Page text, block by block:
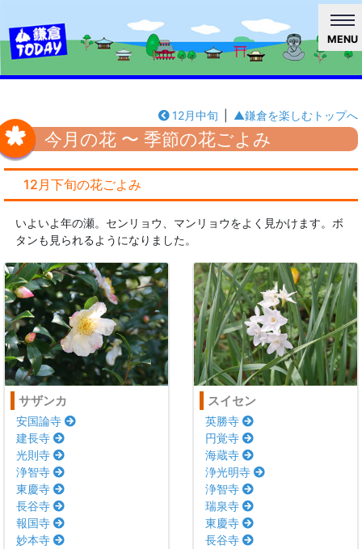
MENU
12月中旬 ▲鎌倉を楽しむトップへ
今月の花 〜 季節の花ごよみ
12月下旬の花ごよみ
いよいよ年の瀬。センリョウ、マンリョウをよく見かけます。ボ
タンも見られるようになりました。
サザンカ
安国論寺
建長寺
光則寺
浄智寺
東慶寺
長谷寺
報国寺
妙本寺
スイセン
英勝寺
円覚寺
海蔵寺
浄光明寺
浄智寺
瑞泉寺
東慶寺
長谷寺